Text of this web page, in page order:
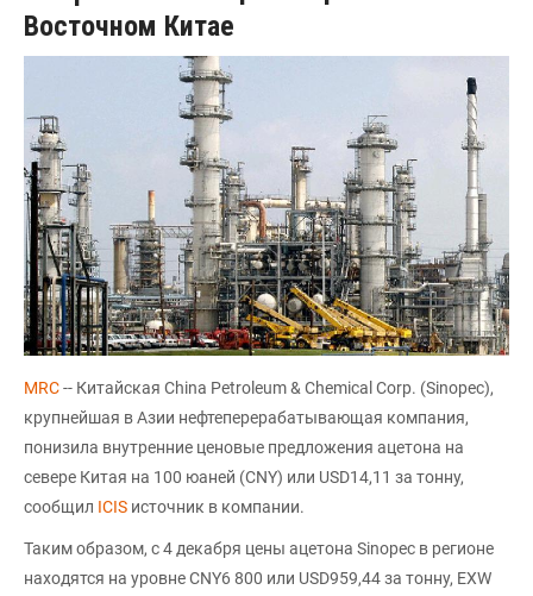
Восточном Китае
MRC-- Китайская China Petroleum & Chemical Corp. (Sinopec),
крупнейшая в Азии нефтеперерабатывающая компания,
понизила внутренние ценовые предложения ацетона на
севере Китая на 100 юаней (CNY) или USD14,11 за тонну,
сообщил ICIS источник в компании.
Таким образом, с 4 декабря цены ацетона Sinopec в регионе
находятся на уровне CNY6 800 или USD959,44 за тонну, EXW